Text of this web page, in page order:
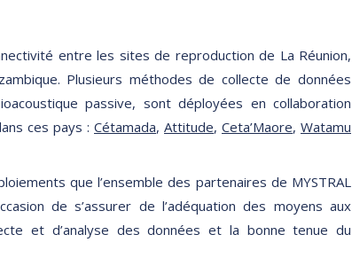
entre les sites de reproduction de La Réunion,
Plusieurs méthodes de collecte de données
passive, sont déployées en collaboration
ces pays : Cétamada, Attitude, Ceta’Maore, Watamu
que l’ensemble des partenaires de MYSTRAL
de s’assurer de l’adéquation des moyens aux
et d’analyse des données et la bonne tenue du